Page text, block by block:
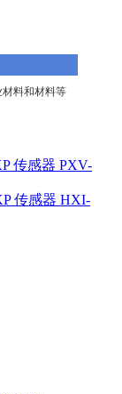
料和材料等
传感器 PXV-
传感器 HXI-